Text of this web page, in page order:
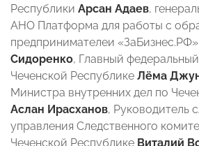
Республики Арсан Адаев,
АНО Платформа для работы с
предпринимателеи «ЗаБизнес.РФ»
Сидоренко, Главный
Чеченской Республике Лёма
Министра внутренних дел по
Аслан Ирасханов, Руководитель
управления Следственного
Чеченской Республике Виталий